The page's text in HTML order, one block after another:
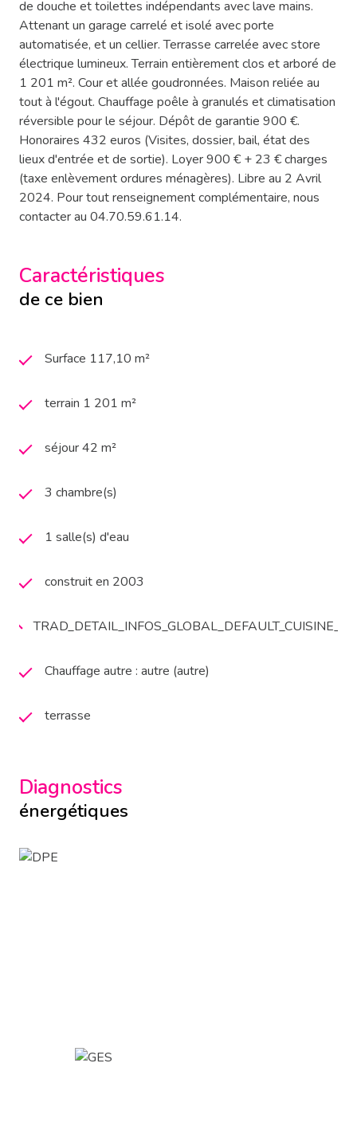
de douche et toilettes indépendants avec lave mains.
Attenant un garage carrelé et isolé avec porte
automatisée, et un cellier. Terrasse carrelée avec store
électrique lumineux. Terrain entièrement clos et arboré de
1 201 m². Cour et allée goudronnées. Maison reliée au
tout à l'égout. Chauffage poêle à granulés et climatisation
réversible pour le séjour. Dépôt de garantie 900 €.
Honoraires 432 euros (Visites, dossier, bail, état des
lieux d'entrée et de sortie). Loyer 900 € + 23 € charges
(taxe enlèvement ordures ménagères). Libre au 2 Avril
2024. Pour tout renseignement complémentaire, nous
contacter au 04.70.59.61.14.
Caractéristiques
de ce bien
Surface 117,10 m²
terrain 1 201 m²
séjour 42 m²
3 chambre(s)
1 salle(s) d'eau
construit en 2003
Chauffage autre : autre (autre)
terrasse
Diagnostics
énergétiques